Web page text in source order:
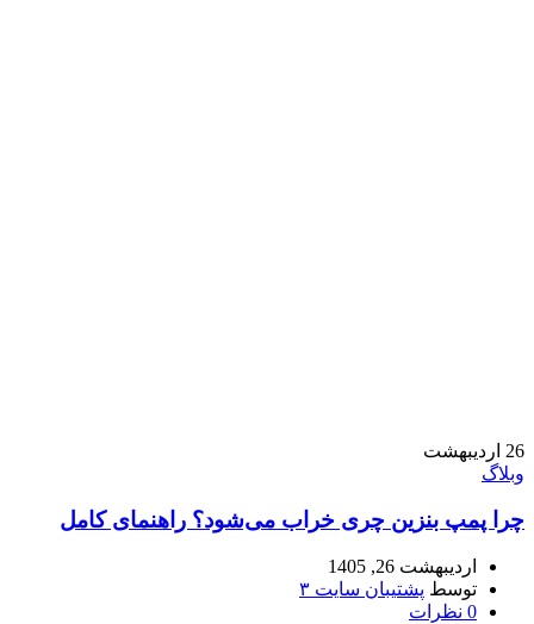
26 اردیبهشت
وبلاگ
چرا پمپ بنزین چری خراب می‌شود؟ راهنمای کامل
اردیبهشت 26, 1405
توسط پشتیبان سایت ۳
0 نظرات